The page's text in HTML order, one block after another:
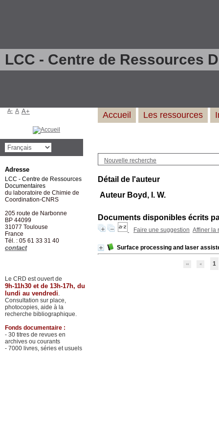
LCC - Centre de Ressources
Nouvelle recherche
Détail de l'auteur
Auteur Boyd, I. W.
Documents disponibles écrits
Faire une suggestion Affiner la
Surface processing and laser
1
Accueil Les ressources
A- A A+
Adresse
LCC - Centre de Ressources
Documentaires
du laboratoire de Chimie de
Coordination-CNRS
205 route de Narbonne
BP 44099
31077 Toulouse
France
Tél. : 05 61 33 31 40
contact
Le CRD est ouvert de
9h-11h30 et de 13h-17h, du
lundi au vendredi.
Consultation sur place,
photocopies, aide à la
recherche bibliographique.
Fonds documentaire :
- 30 titres de revues en
archives ou courants
- 7000 livres, séries et usuels